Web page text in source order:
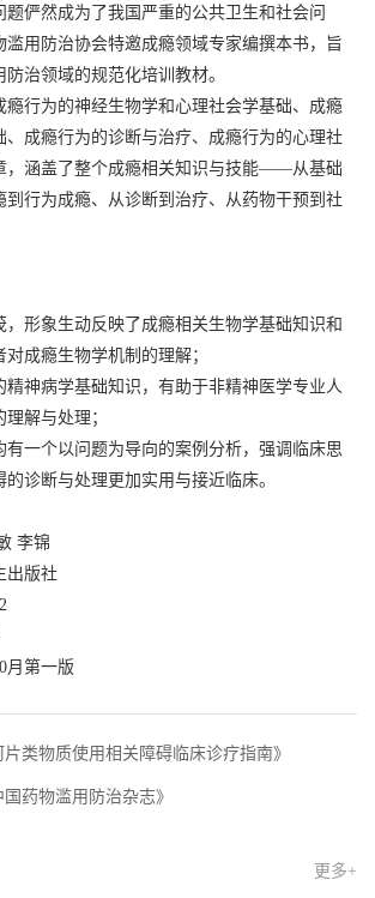
题俨然成为了我国严重的公共卫生和社会问
滥用防治协会特邀成瘾领域专家编撰本书，旨
治领域的规范化培训教材。
瘾行为的神经生物学和心理社会学基础、成瘾
、成瘾行为的诊断与治疗、成瘾行为的心理社
，涵盖了整个成瘾相关知识与技能——从基础
到行为成瘾、从诊断到治疗、从药物干预到社
，形象生动反映了成瘾相关生物学基础知识和
成瘾生物学机制的理解；
精神病学基础知识，有助于非精神医学专业人
解与处理；
有一个以问题为导向的案例分析，强调临床思
诊断与处理更加实用与接近临床。
李锦
出版社
月第一版
片类物质使用相关障碍临床诊疗指南》
国药物滥用防治杂志》
更多+